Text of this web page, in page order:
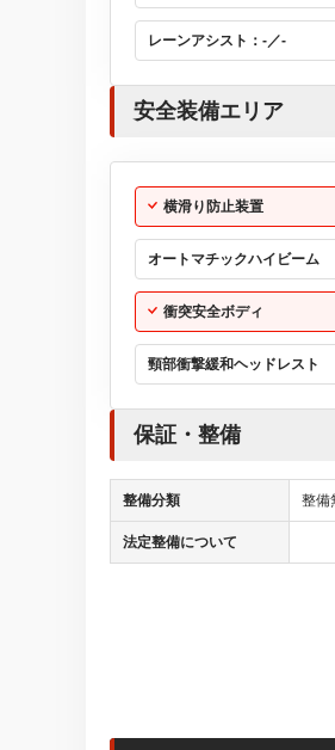
レーンアシスト：-／-
安全装備エリア
横滑り防止装置
オートマチックハイビーム
衝突安全ボディ
頸部衝撃緩和ヘッドレスト
保証・整備
整備分類 整備
法定整備について